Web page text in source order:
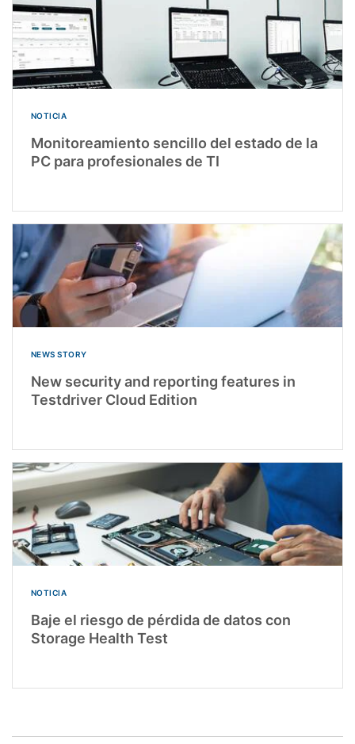
NOTICIA
Monitoreamiento sencillo del estado de la
PC para profesionales de TI
NEWS STORY
New security and reporting features in
Testdriver Cloud Edition
NOTICIA
Baje el riesgo de pérdida de datos con
Storage Health Test